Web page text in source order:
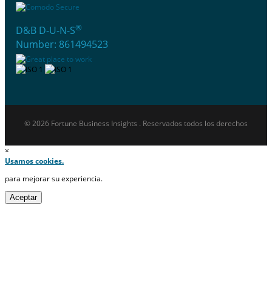
D&B D-U-N-S®
Number: 861494523
© 2026 Fortune Business Insights . Reservados todos los derechos
×
Usamos cookies.
para mejorar su experiencia.
Aceptar